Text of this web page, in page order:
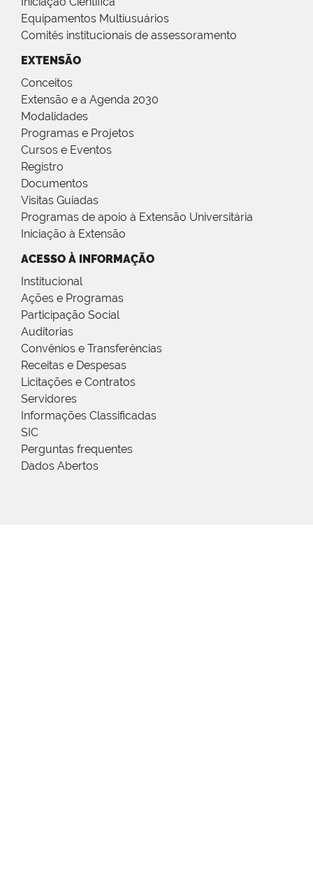
Equipamentos Multiusuários
Comitês institucionais de assessoramento
EXTENSÃO
Conceitos
Extensão e a Agenda 2030
Modalidades
Programas e Projetos
Cursos e Eventos
Registro
Documentos
Visitas Guiadas
Programas de apoio à Extensão Universitária
Iniciação à Extensão
ACESSO À INFORMAÇÃO
Institucional
Ações e Programas
Participação Social
Auditorias
Convênios e Transferências
Receitas e Despesas
Licitações e Contratos
Servidores
Informações Classificadas
SIC
Perguntas frequentes
Dados Abertos